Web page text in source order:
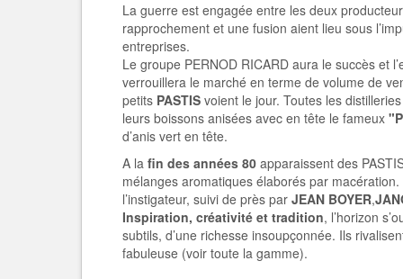
La guerre est engagée entre les deux
rapprochement et une fusion aient lieu sous
entreprises.
Le groupe PERNOD RICARD aura le succès et
verrouillera le marché en terme de volume de
petits PASTIS voient le jour. Toutes les
leurs boissons anisées avec en tête le fameux
d’anis vert en tête.
A la fin des années 80 apparaissent des
mélanges aromatiques élaborés par
l’instigateur, suivi de près par JEAN BOYER,
Inspiration, créativité et tradition, l’horizon
subtils, d’une richesse insoupçonnée. Ils
fabuleuse (voir toute la gamme).